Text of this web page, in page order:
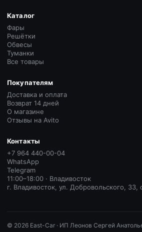
Каталог
Фары
Решётки
Обвесы
Туманки
Все товары
Покупателям
Доставка и оплата
Возврат 14 дней
О магазине
Отзывы на Avito
Контакты
+7 964 440-00-04
WhatsApp
Telegram
11:00–18:00 · Владивосток
г. Владивосток, ул. Добровольского, 33,
© 2026 East-Car · ИП Леонов Сергей